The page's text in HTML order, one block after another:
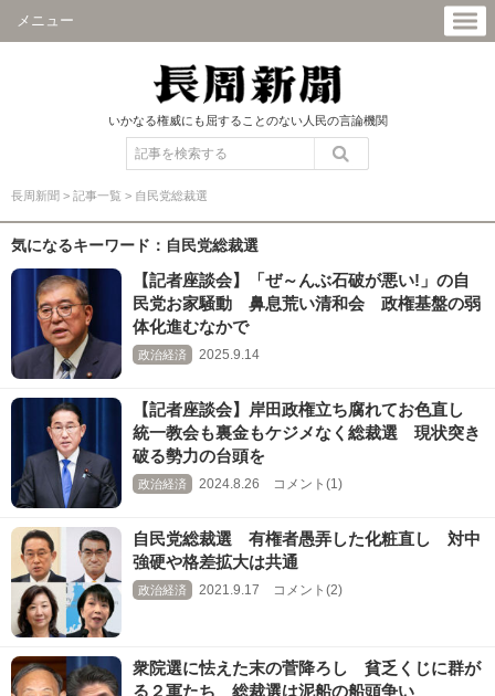
メニュー
いかなる権威にも屈することのない人民の言論機関
長周新聞 > 記事一覧 > 自民党総裁選
気になるキーワード：自民党総裁選
【記者座談会】「ぜ～んぶ石破が悪い!」の自
民党お家騒動 鼻息荒い清和会 政権基盤の弱
体化進むなかで
政治経済 2025.9.14
【記者座談会】岸田政権立ち腐れてお色直し
統一教会も裏金もケジメなく総裁選 現状突き
破る勢力の台頭を
政治経済 2024.8.26 コメント(1)
自民党総裁選 有権者愚弄した化粧直し 対中
強硬や格差拡大は共通
政治経済 2021.9.17 コメント(2)
衆院選に怯えた末の菅降ろし 貧乏くじに群が
る２軍たち 総裁選は泥船の船頭争い